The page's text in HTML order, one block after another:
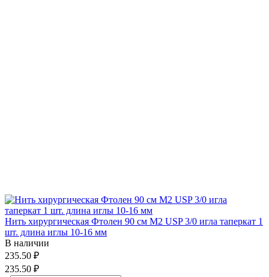
Нить хирургическая Фтолен 90 см М2 USP 3/0 игла таперкат 1
шт. длина иглы 10-16 мм
В наличии
235.50 ₽
235.50 ₽